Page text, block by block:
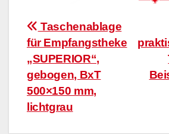
Taschenablage
für Empfangstheke
„SUPERIOR“,
gebogen, BxT
500×150 mm,
lichtgrau